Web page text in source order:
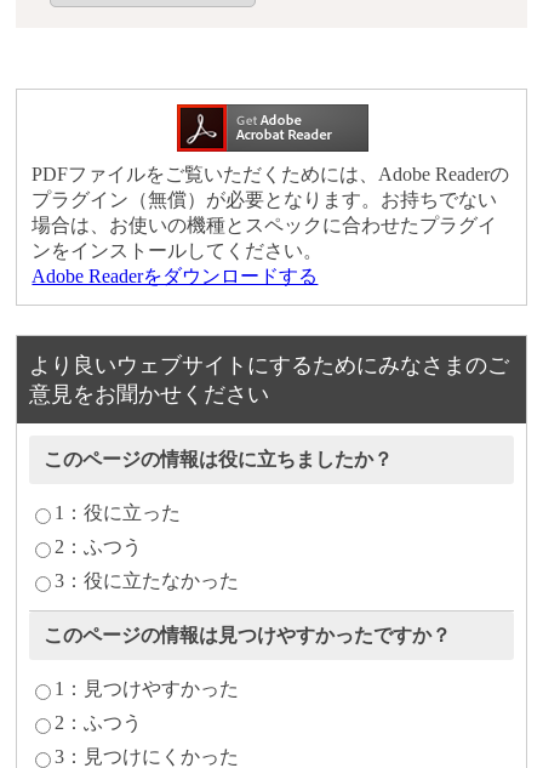
PDFファイルをご覧いただくためには、Adobe Readerの
プラグイン（無償）が必要となります。お持ちでない
場合は、お使いの機種とスペックに合わせたプラグイ
ンをインストールしてください。
Adobe Readerをダウンロードする
より良いウェブサイトにするためにみなさまのご
意見をお聞かせください
このページの情報は役に立ちましたか？
1：役に立った
2：ふつう
3：役に立たなかった
このページの情報は見つけやすかったですか？
1：見つけやすかった
2：ふつう
3：見つけにくかった